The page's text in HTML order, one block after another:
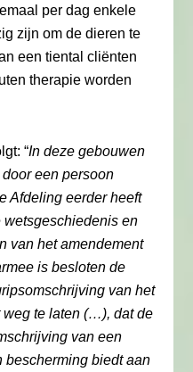
per dag enkele
zijn om de dieren te
een tiental cliënten
therapie worden
“In deze gebouwen
een persoon
Afdeling eerder heeft
en
van het amendement
is besloten de
van het
te laten (…), dat de
van een
bescherming biedt aan